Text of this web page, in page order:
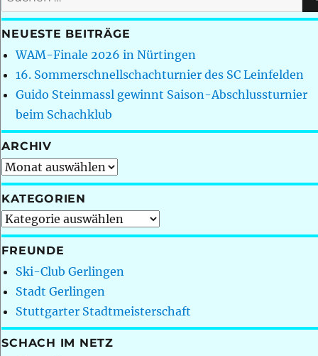
nach:
NEUESTE BEITRÄGE
WAM-Finale 2026 in Nürtingen
16. Sommerschnellschachturnier des SC Leinfelden
Guido Steinmassl gewinnt Saison-Abschlussturnier
beim Schachklub
ARCHIV
Archiv
KATEGORIEN
Kategorien
FREUNDE
Ski-Club Gerlingen
Stadt Gerlingen
Stuttgarter Stadtmeisterschaft
SCHACH IM NETZ